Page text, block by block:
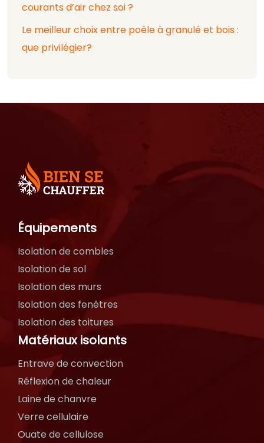
courants d’air chez soi ?
Le meilleur choix entre poêle à granulé et bois :
que privilégier?
Équipements
Isolation de combles
Isolation de sol
Isolation des murs
Isolation des fenêtres
Isolation des toitures
Matériaux isolants
Entrave de convection
Réflexion de chaleur
Laine de chanvre
Verre cellulaire
Ouate de cellulose